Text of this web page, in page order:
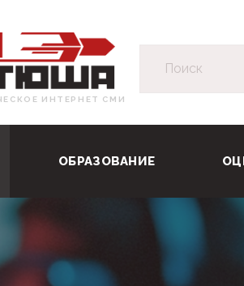
ИНТЕРНЕТ СМИ
ОБРАЗОВАНИЕ